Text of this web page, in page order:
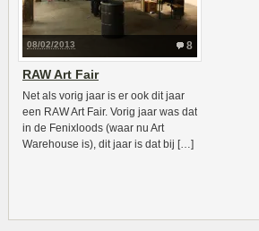
8
08/02/2013
RAW Art Fair
Net als vorig jaar is er ook dit jaar
een RAW Art Fair. Vorig jaar was dat
in de Fenixloods (waar nu Art
Warehouse is), dit jaar is dat bij […]